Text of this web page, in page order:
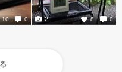
10 0 8 0
2